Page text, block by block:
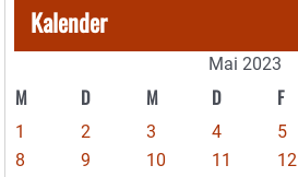
Kalender
Mai 2023
M D M D F
1 2 3 4 5
8
9 10 11 12